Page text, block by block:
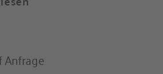
Anfrage